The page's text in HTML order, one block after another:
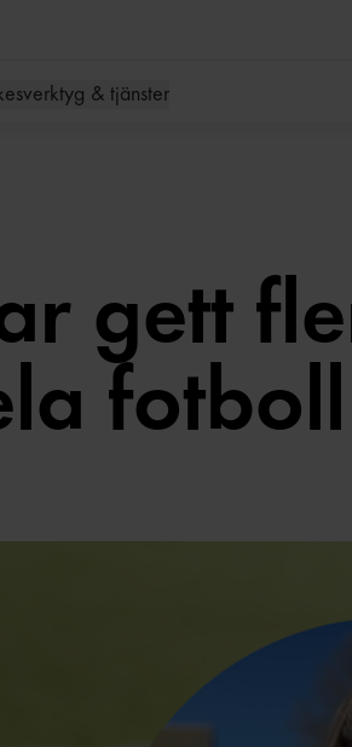
& tjänster
gett